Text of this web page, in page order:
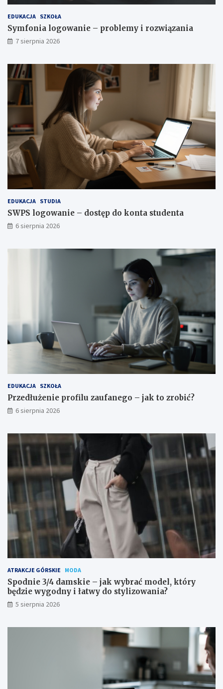
EDUKACJA SZKOŁA
Symfonia logowanie – problemy i rozwiązania
7 sierpnia 2026
EDUKACJA STUDIA
SWPS logowanie – dostęp do konta studenta
6 sierpnia 2026
EDUKACJA SZKOŁA
Przedłużenie profilu zaufanego – jak to zrobić?
6 sierpnia 2026
ATRAKCJE GÓRSKIE MODA
Spodnie 3/4 damskie – jak wybrać model, który
będzie wygodny i łatwy do stylizowania?
5 sierpnia 2026